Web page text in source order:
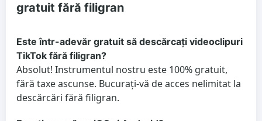
gratuit fără filigran
Este într-adevăr gratuit să descărcați videoclipuri
TikTok fără filigran?
Absolut! Instrumentul nostru este 100% gratuit,
fără taxe ascunse. Bucurați-vă de acces nelimitat la
descărcări fără filigran.